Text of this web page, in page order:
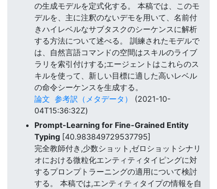
の生成モデルを定式化する。 本稿では、このモ
デルを、主に注釈のないデモを用いて、名前付
きハイレベルなサブタスクのシーケンスに解析
する方法について述べる。 訓練されたモデルで
は、自然言語コマンドの空間はスキルのライブ
ラリを索引付けする;エージェントはこれらのス
キルを使って、新しい目標に適した高いレベル
の命令シーケンスを生成する。
論文 参考訳（メタデータ）
(2021-10-
04T15:36:32Z)
Prompt-Learning for Fine-Grained Entity
Typing [40.983849729537795]
完全教師付き,少数ショット,ゼロショットシナリ
オにおける微粒化エンティティタイピングに対
するプロンプトラーニングの適用について検討
する。 本稿では,エンティティタイプの情報を自